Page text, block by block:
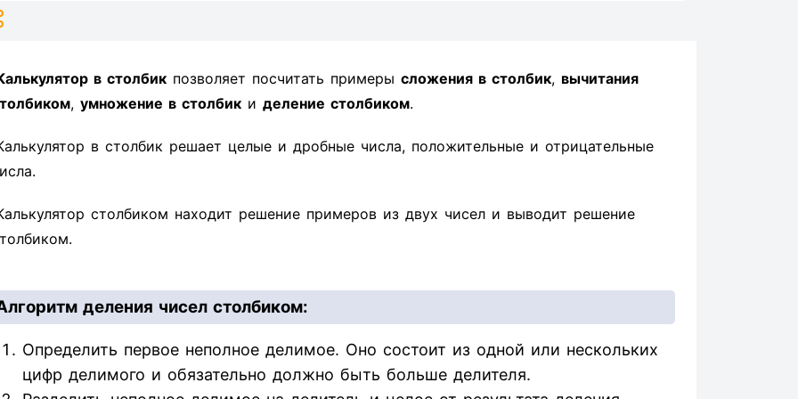
в столбик позволяет посчитать примеры сложения в столбик, вычитания
, умножение в столбик и деление столбиком.
в столбик решает целые и дробные числа, положительные и отрицательные
столбиком находит решение примеров из двух чисел и выводит решение
деления чисел столбиком:
Определить первое неполное делимое. Оно состоит из одной или нескольких
цифр делимого и обязательно должно быть больше делителя.